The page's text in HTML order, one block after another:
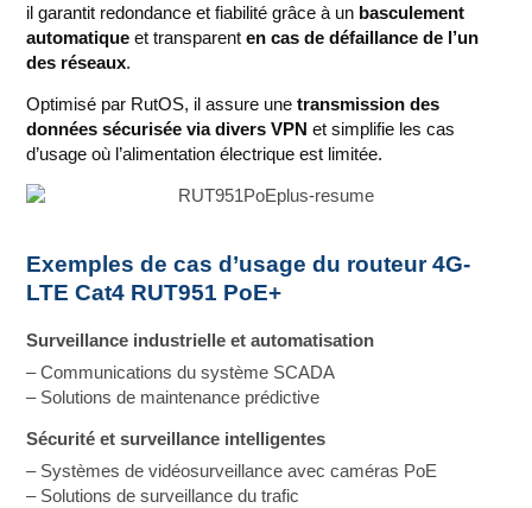
il garantit redondance et fiabilité grâce à un basculement
automatique et transparenten cas de défaillance de l’un
des réseaux.
Optimisé par RutOS, il assure unetransmission des
données sécurisée via divers VPN et simplifie les cas
d’usage où l’alimentation électrique est limitée.
Exemples de cas d’usage du routeur 4G-
LTE Cat4 RUT951 PoE+
Surveillance industrielle et automatisation
– Communications du système SCADA
– Solutions de maintenance prédictive
Sécurité et surveillance intelligentes
– Systèmes de vidéosurveillance avec caméras PoE
– Solutions de surveillance du trafic